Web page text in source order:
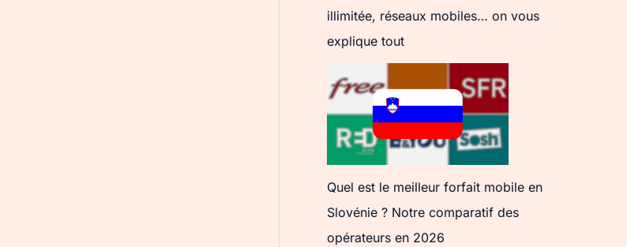
illimitée, réseaux mobiles… on vous
explique tout
Quel est le meilleur forfait mobile en
Slovénie ? Notre comparatif des
opérateurs en 2026